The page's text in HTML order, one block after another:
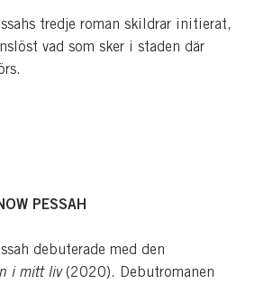
tredje roman skildrar initierat,
vad som sker i staden där
PESSAH
debuterade med den
i mitt liv(2020). Debutromanen